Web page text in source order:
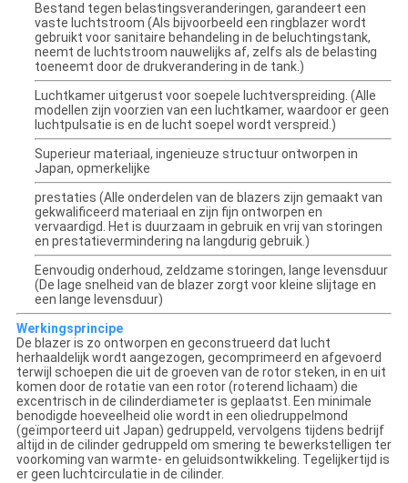
Bestand tegen belastingsveranderingen, garandeert een
vaste luchtstroom (Als bijvoorbeeld een ringblazer wordt
gebruikt voor sanitaire behandeling in de beluchtingstank,
neemt de luchtstroom nauwelijks af, zelfs als de belasting
toeneemt door de drukverandering in de tank.)
Luchtkamer uitgerust voor soepele luchtverspreiding. (Alle
modellen zijn voorzien van een luchtkamer, waardoor er geen
luchtpulsatie is en de lucht soepel wordt verspreid.)
Superieur materiaal, ingenieuze structuur ontworpen in
Japan, opmerkelijke
prestaties (Alle onderdelen van de blazers zijn gemaakt van
gekwalificeerd materiaal en zijn fijn ontworpen en
vervaardigd. Het is duurzaam in gebruik en vrij van storingen
en prestatievermindering na langdurig gebruik.)
Eenvoudig onderhoud, zeldzame storingen, lange levensduur
(De lage snelheid van de blazer zorgt voor kleine slijtage en
een lange levensduur)
Werkingsprincipe
De blazer is zo ontworpen en geconstrueerd dat lucht
herhaaldelijk wordt aangezogen, gecomprimeerd en afgevoerd
terwijl schoepen die uit de groeven van de rotor steken, in en uit
komen door de rotatie van een rotor (roterend lichaam) die
excentrisch in de cilinderdiameter is geplaatst. Een minimale
benodigde hoeveelheid olie wordt in een oliedruppelmond
(geïmporteerd uit Japan) gedruppeld, vervolgens tijdens bedrijf
altijd in de cilinder gedruppeld om smering te bewerkstelligen ter
voorkoming van warmte- en geluidsontwikkeling. Tegelijkertijd is
er geen luchtcirculatie in de cilinder.